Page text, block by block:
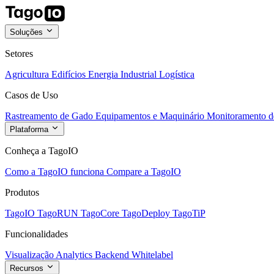
Soluções
Setores
Agricultura Edifícios Energia Industrial Logística
Casos de Uso
Rastreamento de Gado Equipamentos e Maquinário Monitoramento
Plataforma
Conheça a TagoIO
Como a TagoIO funciona Compare a TagoIO
Produtos
TagoIO TagoRUN TagoCore TagoDeploy TagoTiP
Funcionalidades
Visualização Analytics Backend Whitelabel
Recursos